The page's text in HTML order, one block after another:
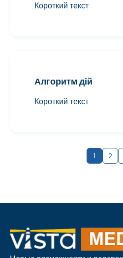
Короткий текст
Алгоритм дій
Короткий текст
1 2